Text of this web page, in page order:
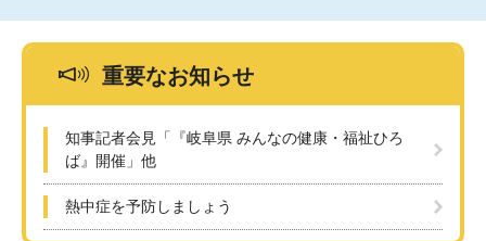
重要なお知らせ
知事記者会見「『岐阜県 みんなの健康・福祉ひろ
ば』開催」他
熱中症を予防しましょう